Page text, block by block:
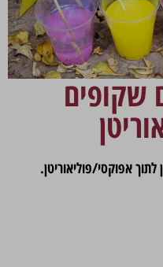
שקופים
אפוקסי/פוליאוריטן.